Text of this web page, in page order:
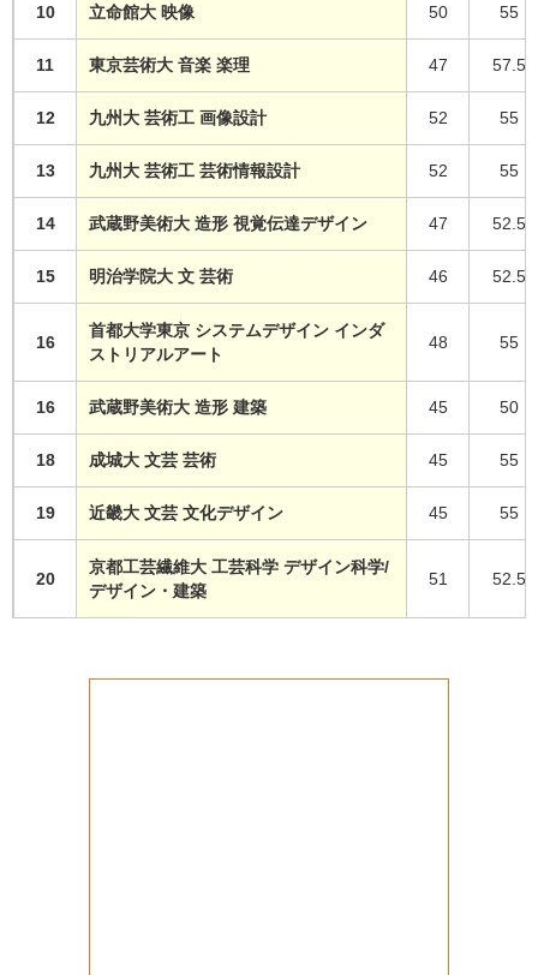
立命館大 映像 50 55
東京芸術大 音楽 楽理 47 57.5
九州大 芸術工 画像設計 52 55
九州大 芸術工 芸術情報設計 52 55
武蔵野美術大 造形 視覚伝達デザイン 47 52.5
明治学院大 文 芸術 46 52.5
首都大学東京 システムデザイン インダ
ストリアルアート
48 55
武蔵野美術大 造形 建築 45 50
成城大 文芸 芸術 45 55
近畿大 文芸 文化デザイン 45 55
京都工芸繊維大 工芸科学 デザイン科学/
デザイン・建築
51 52.5
10
11
12
13
14
15
16
16
18
19
20